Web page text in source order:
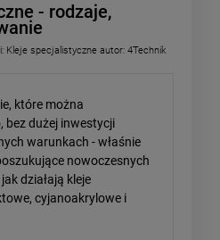
- rodzaje,
Kleje specjalistyczne autor: 4Technik
które można
bez dużej inwestycji
warunkach - właśnie
nowoczesnych
działają kleje
cyjanoakrylowe i